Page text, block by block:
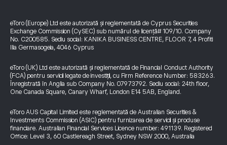
eToro (Europe) Ltd este autorizată și reglementată de Cyprus Securities
Exchange Commission (CySEC) sub numărul de licență# 109/10. Company
No. C200585. Sediu social: KANIKA BUSINESS CENTRE, FLOOR 7, 4 Profiti
Ilia Germasogeia, 4046 Cyprus
eToro (UK) Ltd este autorizată și reglementată de Financial Conduct Authority
(FCA) pentru servicii legate de investiții, cu Firm Reference Number: 583263.
Înregistrată în Anglia sub Company No. 07973792. Sediu social: 24th floor,
One Canada Square, Canary Wharf, London E14 5AB, England.
eToro AUS Capital Limited este reglementată de Australian Securities &
Investments Commission (ASIC) pentru furnizarea de servicii și produse
financiare. Australian Financial Services Licence number: 491139. Registered
Office: Level 3, 60 Castlereagh Street, Sydney NSW 2000, Australia